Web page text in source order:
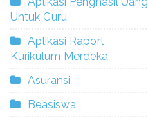
Untuk Guru
Aplikasi Raport
Kurikulum Merdeka
Asuransi
Beasiswa